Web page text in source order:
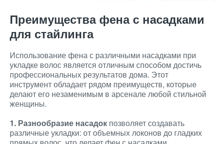
Преимущества фена с насадками
для стайлинга
Использование фена с различными насадками при
укладке волос является отличным способом достичь
профессиональных результатов дома. Этот
инструмент обладает рядом преимуществ, которые
делают его незаменимым в арсенале любой стильной
женщины.
1. Разнообразие насадок позволяет создавать
различные укладки: от объемных локонов до гладких